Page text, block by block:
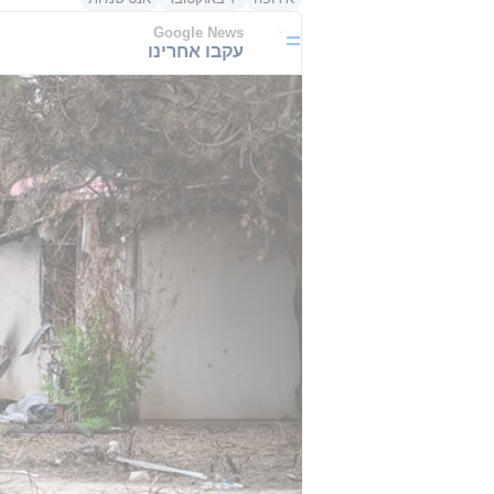
Google News
עקבו אחרינו